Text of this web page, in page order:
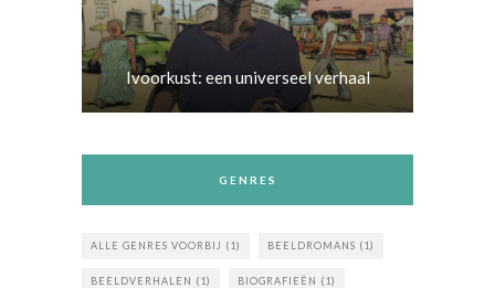
Ivoorkust: een universeel verhaal
GENRES
ALLE GENRES VOORBIJ (1) BEELDROMANS (1)
BEELDVERHALEN (1) BIOGRAFIEËN (1)